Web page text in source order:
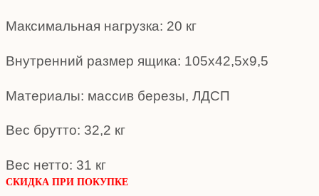
Максимальная нагрузка: 20 кг
Внутренний размер ящика: 105х42,5х9,5
Материалы: массив березы, ЛДСП
Вес брутто: 32,2 кг
Вес нетто: 31 кг
СКИДКА ПРИ ПОКУПКЕ